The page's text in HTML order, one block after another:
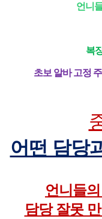
언니
복
초보 알바 고정
어떤 담당
언니들
담당 잘못